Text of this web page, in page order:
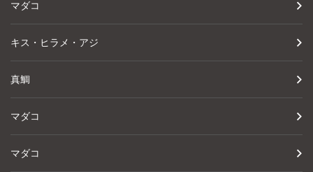
マダコ
キス・ヒラメ・アジ
真鯛
マダコ
マダコ